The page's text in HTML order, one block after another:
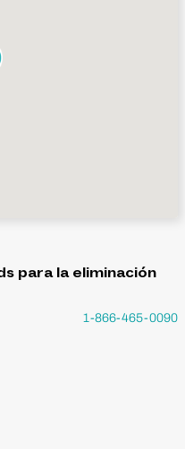
para la eliminación
1-866-465-0090